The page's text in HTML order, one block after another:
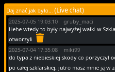
Daj znać jak było... (Live chat)
2025-07-05 19:03:10 gruby_maci
Hehe wtedy to były najwyżej wałki w
otworzyli
2025-07-04 17:35:08 miki99
do typa z niebieskiej skody co porzyczył
po całej szklarskiej, jutro masz mnie ją w